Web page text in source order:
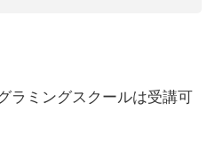
ラミングスクールは受講可